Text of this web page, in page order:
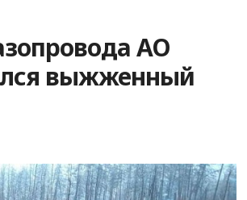
АО
выжженный